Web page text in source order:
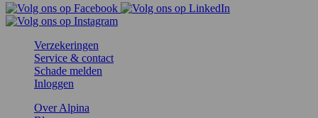
Verzekeringen
Service & contact
Schade melden
Inloggen
Over Alpina